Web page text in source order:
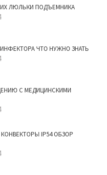
ЛЮЛЬКИ ПОДЪЕМНИКА
ЧТО НУЖНО ЗНАТЬ
С МЕДИЦИНСКИМИ
IP54 ОБЗОР